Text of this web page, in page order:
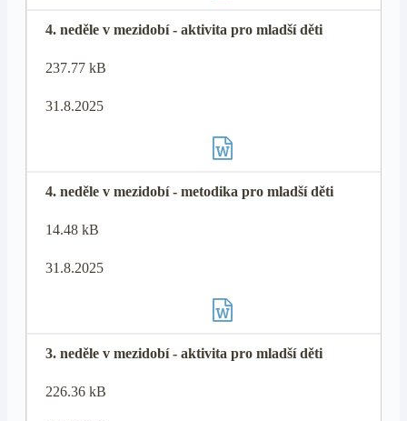
4. neděle v mezidobí - aktivita pro mladší děti
237.77 kB
31.8.2025
4. neděle v mezidobí - metodika pro mladší děti
14.48 kB
31.8.2025
3. neděle v mezidobí - aktivita pro mladší děti
226.36 kB